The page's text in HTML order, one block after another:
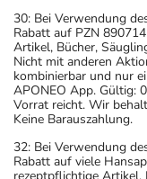
30: Bei Verwendung
Rabatt auf PZN
Artikel, Bücher,
Nicht mit anderen
kombinierbar und nur
APONEO App. Gültig:
Vorrat reicht. Wir
Keine Barauszahlung.
32: Bei Verwendung
Rabatt auf viele